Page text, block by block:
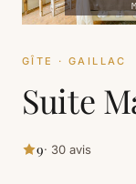
GÎTE · GAILLAC
Suite
9· 30 avis